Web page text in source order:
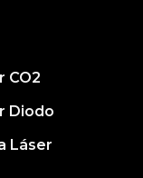
CO2
Diodo
Láser